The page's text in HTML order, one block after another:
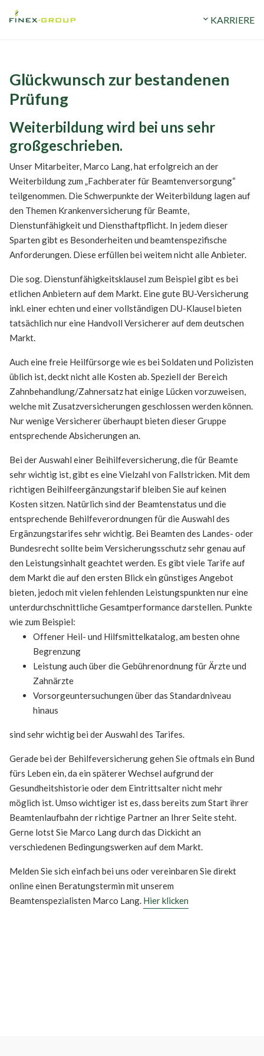
STANDORTE expand_more KARRIERE
Glückwunsch zur bestandenen
Prüfung
Weiterbildung wird bei uns sehr
großgeschrieben.
Unser Mitarbeiter, Marco Lang, hat erfolgreich an der
Weiterbildung zum „Fachberater für Beamtenversorgung“
teilgenommen. Die Schwerpunkte der Weiterbildung lagen auf
den Themen Krankenversicherung für Beamte,
Dienstunfähigkeit und Diensthaftpflicht. In jedem dieser
Sparten gibt es Besonderheiten und beamtenspezifische
Anforderungen. Diese erfüllen bei weitem nicht alle Anbieter.
Die sog. Dienstunfähigkeitsklausel zum Beispiel gibt es bei
etlichen Anbietern auf dem Markt. Eine gute BU-Versicherung
inkl. einer echten und einer vollständigen DU-Klausel bieten
tatsächlich nur eine Handvoll Versicherer auf dem deutschen
Markt.
Auch eine freie Heilfürsorge wie es bei Soldaten und Polizisten
üblich ist, deckt nicht alle Kosten ab. Speziell der Bereich
Zahnbehandlung/Zahnersatz hat einige Lücken vorzuweisen,
welche mit Zusatzversicherungen geschlossen werden können.
Nur wenige Versicherer überhaupt bieten dieser Gruppe
entsprechende Absicherungen an.
Bei der Auswahl einer Beihilfeversicherung, die für Beamte
sehr wichtig ist, gibt es eine Vielzahl von Fallstricken. Mit dem
richtigen Beihilfeergänzungstarif bleiben Sie auf keinen
Kosten sitzen. Natürlich sind der Beamtenstatus und die
entsprechende Behilfeverordnungen für die Auswahl des
Ergänzungstarifes sehr wichtig. Bei Beamten des Landes- oder
Bundesrecht sollte beim Versicherungsschutz sehr genau auf
den Leistungsinhalt geachtet werden. Es gibt viele Tarife auf
dem Markt die auf den ersten Blick ein günstiges Angebot
bieten, jedoch mit vielen fehlenden Leistungspunkten nur eine
unterdurchschnittliche Gesamtperformance darstellen. Punkte
wie zum Beispiel:
Offener Heil- und Hilfsmittelkatalog, am besten ohne
Begrenzung
Leistung auch über die Gebührenordnung für Ärzte und
Zahnärzte
Vorsorgeuntersuchungen über das Standardniveau
hinaus
sind sehr wichtig bei der Auswahl des Tarifes.
Gerade bei der Behilfeversicherung gehen Sie oftmals ein Bund
fürs Leben ein, da ein späterer Wechsel aufgrund der
Gesundheitshistorie oder dem Eintrittsalter nicht mehr
möglich ist. Umso wichtiger ist es, dass bereits zum Start ihrer
Beamtenlaufbahn der richtige Partner an Ihrer Seite steht.
Gerne lotst Sie Marco Lang durch das Dickicht an
verschiedenen Bedingungswerken auf dem Markt.
Melden Sie sich einfach bei uns oder vereinbaren Sie direkt
online einen Beratungstermin mit unserem
Beamtenspezialisten Marco Lang. Hier klicken